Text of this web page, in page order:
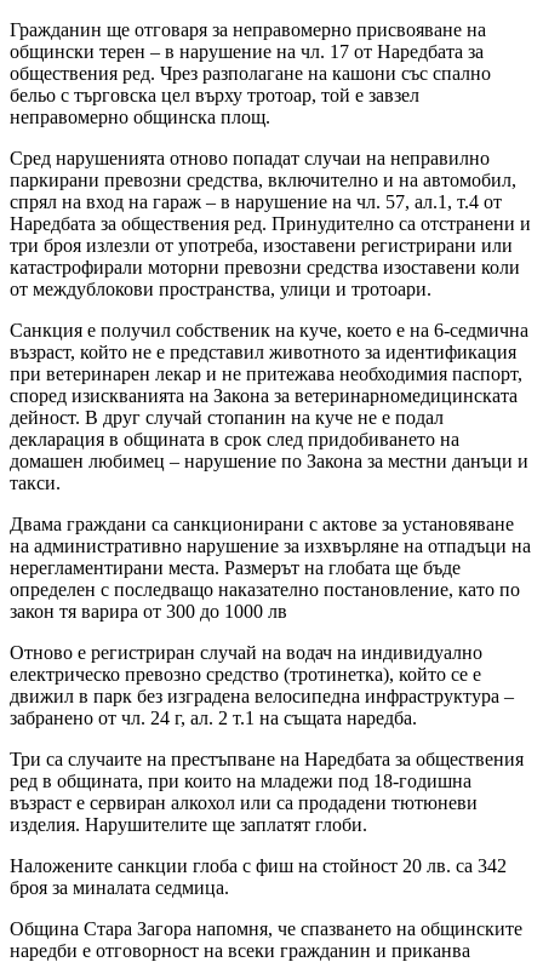
Гражданин ще отговаря за неправомерно присвояване на
общински терен – в нарушение на чл. 17 от Наредбата за
обществения ред. Чрез разполагане на кашони със спално
бельо с търговска цел върху тротоар, той е завзел
неправомерно общинска площ.
Сред нарушенията отново попадат случаи на неправилно
паркирани превозни средства, включително и на автомобил,
спрял на вход на гараж – в нарушение на чл. 57, ал.1, т.4 от
Наредбата за обществения ред. Принудително са отстранени и
три броя излезли от употреба, изоставени регистрирани или
катастрофирали моторни превозни средства изоставени коли
от междублокови пространства, улици и тротоари.
Санкция е получил собственик на куче, което е на 6-седмична
възраст, който не е представил животното за идентификация
при ветеринарен лекар и не притежава необходимия паспорт,
според изискванията на Закона за ветеринарномедицинската
дейност. В друг случай стопанин на куче не е подал
декларация в общината в срок след придобиването на
домашен любимец – нарушение по Закона за местни данъци и
такси.
Двама граждани са санкционирани с актове за установяване
на административно нарушение за изхвърляне на отпадъци на
нерегламентирани места. Размерът на глобата ще бъде
определен с последващо наказателно постановление, като по
закон тя варира от 300 до 1000 лв
Отново е регистриран случай на водач на индивидуално
електрическо превозно средство (тротинетка), който се е
движил в парк без изградена велосипедна инфраструктура –
забранено от чл. 24 г, ал. 2 т.1 на същата наредба.
Три са случаите на престъпване на Наредбата за обществения
ред в общината, при които на младежи под 18-годишна
възраст е сервиран алкохол или са продадени тютюневи
изделия. Нарушителите ще заплатят глоби.
Наложените санкции глоба с фиш на стойност 20 лв. са 342
броя за миналата седмица.
Община Стара Загора напомня, че спазването на общинските
наредби е отговорност на всеки гражданин и приканва